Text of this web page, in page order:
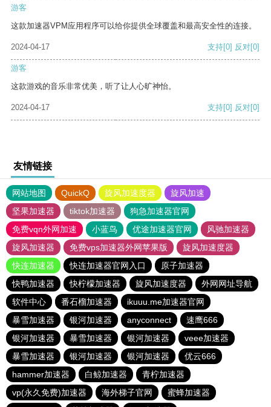
游客
这款加速器VPM应用程序可以给你提供全球覆盖和最高安全性的连接。
2024-04-17 支持[0] 反对[0]
游客
这款游戏的音乐非常优美，听了让人心旷神怡。
2024-04-17 支持[0] 反对[0]
友情链接
网站地图 QuickQ 旋风加速度器
旋风加速
坚果加速器
tiktok加速器
狗急加速器官网
免费vqn外网加速
小蓝鸟 优途加速器官网
风驰加速器
旋风加速器
免费vps加速器外网苹果版
旋风加速度器
快连加速器
快连加速器官网入口
原子加速器
快鸭加速器
快柠檬加速器 旋风加速度器
外网网址导航
软件中心
番石榴加速器
ikuuu.me加速器官网
暴雪加速器
银河加速器 anyconnect
速鹰666
银河加速器
暴雪加速器 银河加速器
veee加速器
暴雪加速器
银河加速器 银河加速器
优云666
hammer加速器
白鲸加速器
青柠加速器
vp(永久免费)加速器
海外梯子官网
蜜蜂加速器